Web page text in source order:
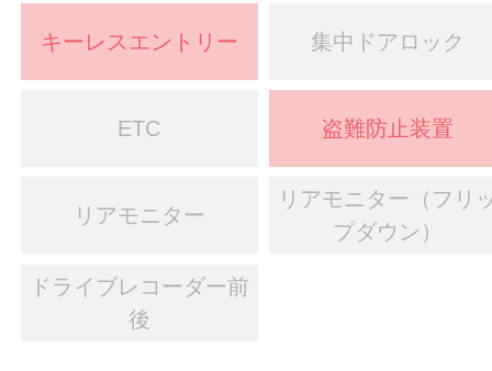
キーレスエントリー 集中ドアロック
ETC 盗難防止装置
リアモニター
リアモニター（フリ
プダウン）
ドライブレコーダー前
後